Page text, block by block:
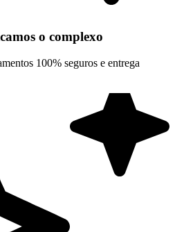
o complexo
100% seguros e entrega